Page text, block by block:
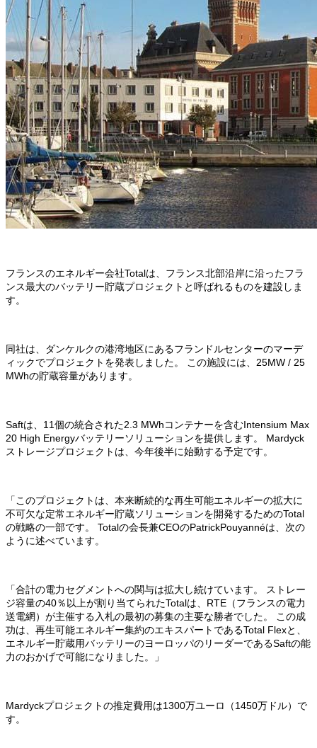
フランスのエネルギー会社Totalは、フランス北部沿岸に沿ったフラ
ンス最大のバッテリー貯蔵プロジェクトと呼ばれるものを建設しま
す。
同社は、ダンケルクの港湾地区にあるフランドルセンターのマーデ
ィックでプロジェクトを発表しました。
この施設には、25MW / 25
MWhの貯蔵容量があります。
Saftは、11個の統合された2.3 MWhコンテナーを含むIntensium Max
20 High Energyバッテリーソリューションを提供します。
Mardyck
ストレージプロジェクトは、今年後半に始動する予定です。
「このプロジェクトは、本来断続的な再生可能エネルギーの拡大に
不可欠な定常エネルギー貯蔵ソリューションを開発するためのTotal
の戦略の一部です。
Totalの会長兼CEOのPatrickPouyannéは、次の
ように述べています。
「合計の電力セグメントへの関与は拡大し続けています。
ストレー
ジ容量の40％以上が割り当てられたTotalは、RTE（フランスの電力
送電網）が主催する入札の最初の募集の主要な勝者でした。
この成
功は、再生可能エネルギー集約のエキスパートであるTotal Flexと、
エネルギー貯蔵用バッテリーのヨーロッパのリーダーであるSaftの能
力のおかげで可能になりました。」
Mardyckプロジェクトの推定費用は1300万ユーロ（1450万ドル）で
す。